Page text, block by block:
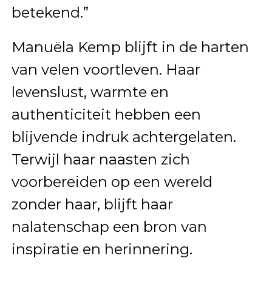
betekend.”
Manuëla Kemp blijft in de harten
van velen voortleven. Haar
levenslust, warmte en
authenticiteit hebben een
blijvende indruk achtergelaten.
Terwijl haar naasten zich
voorbereiden op een wereld
zonder haar, blijft haar
nalatenschap een bron van
inspiratie en herinnering.